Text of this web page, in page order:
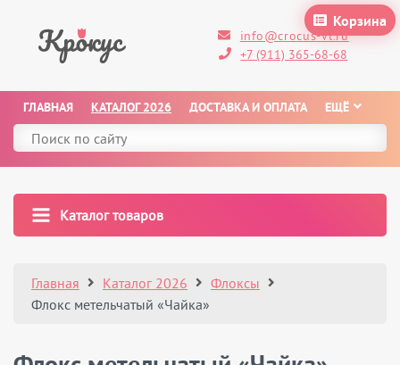
Корзина
info@crocus-vl.ru
+7 (911) 365-68-68
ГЛАВНАЯ КАТАЛОГ 2026 ДОСТАВКА И ОПЛАТА ЕЩЁ
Каталог товаров
Главная Каталог 2026
Флоксы
Флокс метельчатый «Чайка»